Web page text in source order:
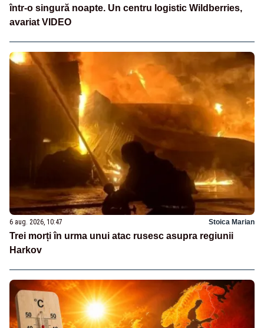
într-o singură noapte. Un centru logistic Wildberries,
avariat VIDEO
6 aug. 2026, 10:47 Stoica Marian
Trei morți în urma unui atac rusesc asupra regiunii
Harkov